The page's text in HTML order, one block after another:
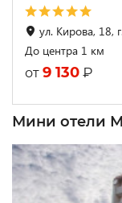
ул. Кирова, 18,
До центра 1 км
от 9 130 ₽
Мини отели